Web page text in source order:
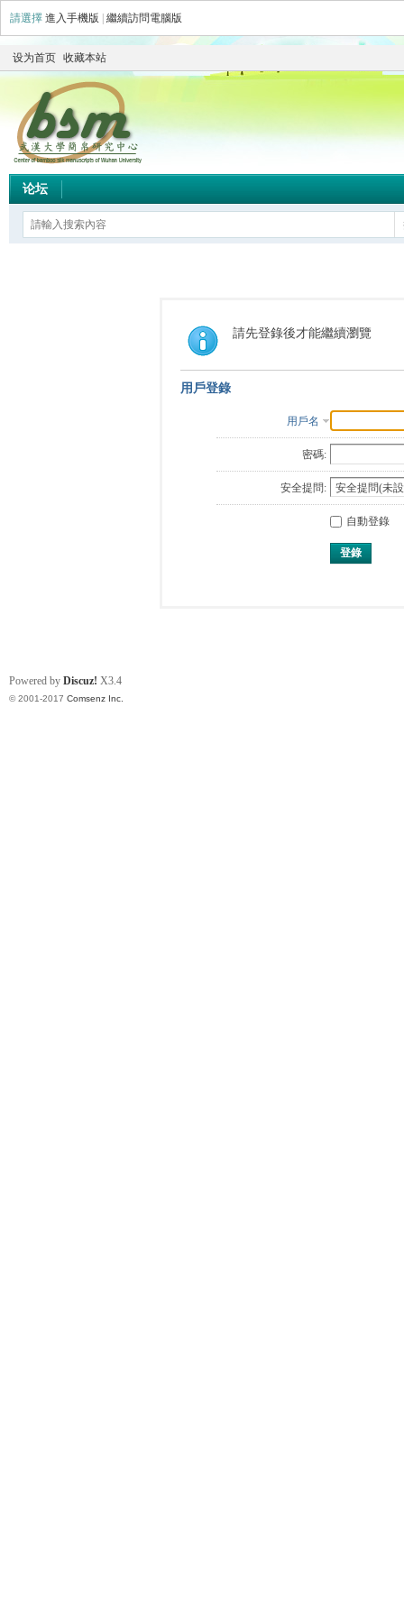
請選擇 進入手機版 繼續訪問電腦版
设为首页 收藏本站
论坛
請先登錄後才能繼續瀏覽
用戶登錄
用戶名
密碼:
安全提問:
自動登錄
登錄
Powered by Discuz! X3.4
© 2001-2017 Comsenz Inc.